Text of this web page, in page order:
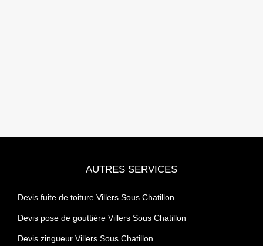
AUTRES SERVICES
Devis fuite de toiture Villers Sous Chatillon
Devis pose de gouttière Villers Sous Chatillon
Devis zingueur Villers Sous Chatillon